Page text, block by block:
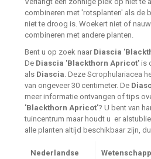
combineren met 'rotsplanten' als de
niet te droog is. Woekert niet of
combineren met andere planten.
Bent u op zoek naar Diascia
De Diascia 'Blackthorn Apricot' is
als Diascia. Deze Scrophulariacea
van ongeveer 30 centimeter. De
meer informatie ontvangen of tips
'Blackthorn Apricot'? U bent van
tuincentrum maar houdt u er
alle planten altijd beschikbaar zijn,
Nederlandse